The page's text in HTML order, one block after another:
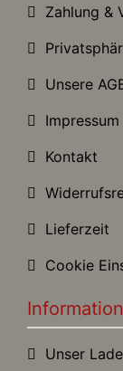
Zahlung &
Unsere
Impressum
Kontakt
Lieferzeit
Cookie
Unser